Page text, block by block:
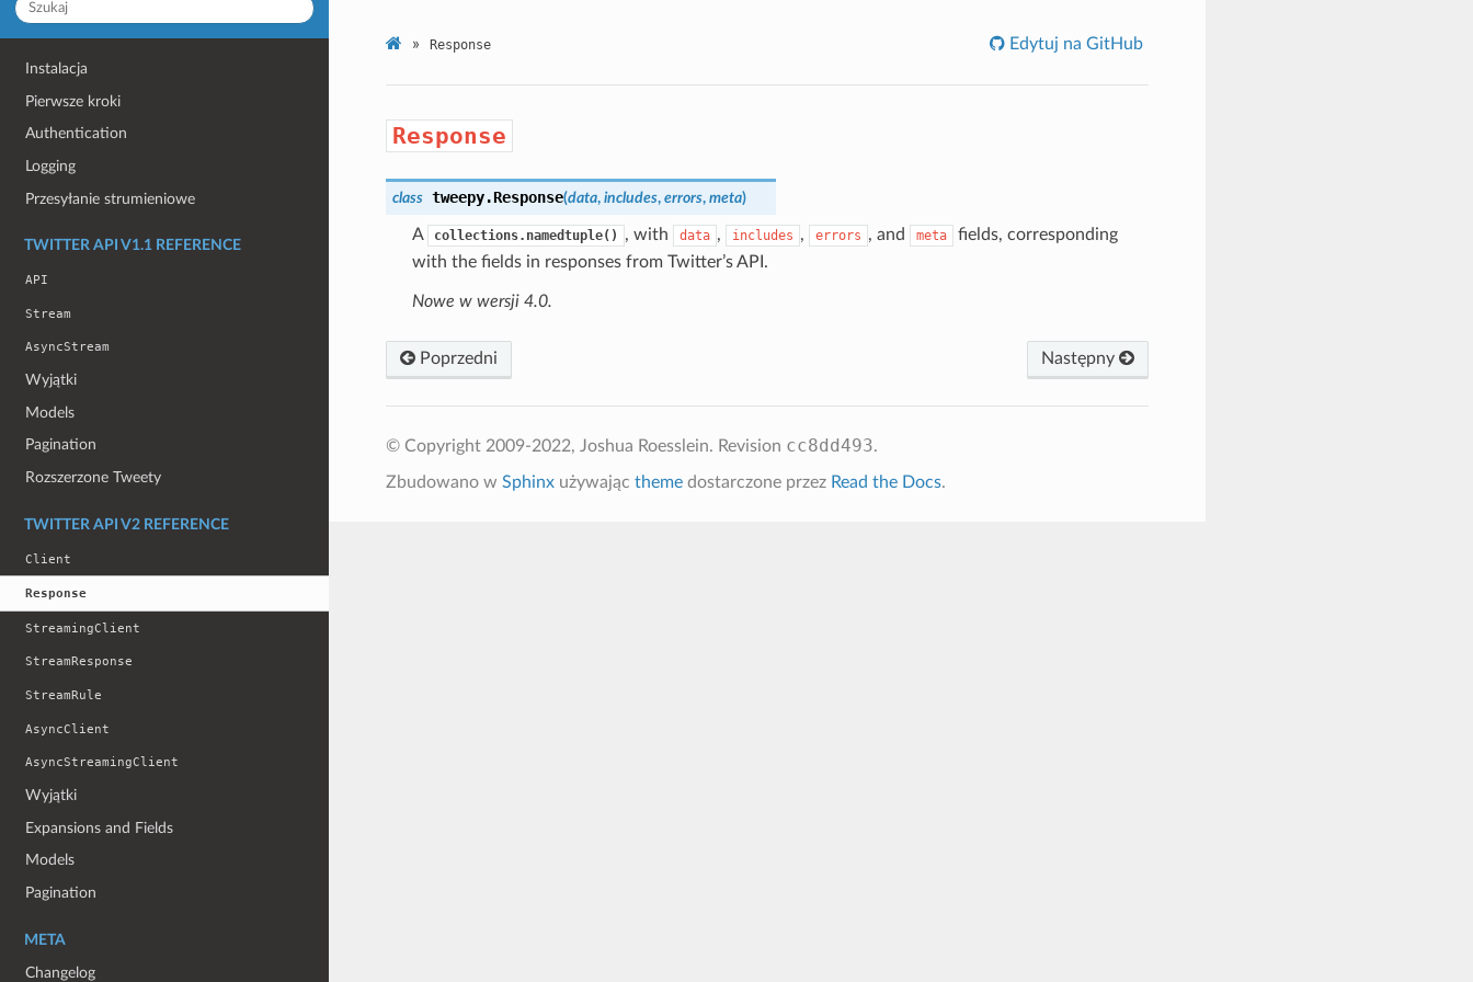
Instalacja
Pierwsze kroki
Authentication
Logging
Przesyłanie strumieniowe
TWITTER API V1.1 REFERENCE
API
Stream
AsyncStream
Wyjątki
Models
Pagination
Rozszerzone Tweety
TWITTER API V2 REFERENCE
Client
Response
StreamingClient
StreamResponse
StreamRule
AsyncClient
AsyncStreamingClient
Wyjątki
Expansions and Fields
Models
Pagination
META
Changelog
» Response Edytuj na GitHub
Response
class tweepy.Response(data, includes, errors, meta)
A collections.namedtuple() , with data , includes , errors , and meta
fields, corresponding
with the fields in responses from Twitter’s API.
Nowe w wersji 4.0.
Poprzedni Następny
© Copyright 2009-2022, Joshua Roesslein. Revision cc8dd493.
Zbudowano w Sphinxużywając themedostarczone przez Read the Docs.